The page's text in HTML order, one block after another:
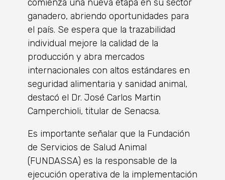
comienza una nueva etapa en su sector
ganadero, abriendo oportunidades para
el país. Se espera que la trazabilidad
individual mejore la calidad de la
producción y abra mercados
internacionales con altos estándares en
seguridad alimentaria y sanidad animal,
destacó el Dr. José Carlos Martin
Camperchioli, titular de Senacsa.
Es importante señalar que la Fundación
de Servicios de Salud Animal
(FUNDASSA) es la responsable de la
ejecución operativa de la implementación